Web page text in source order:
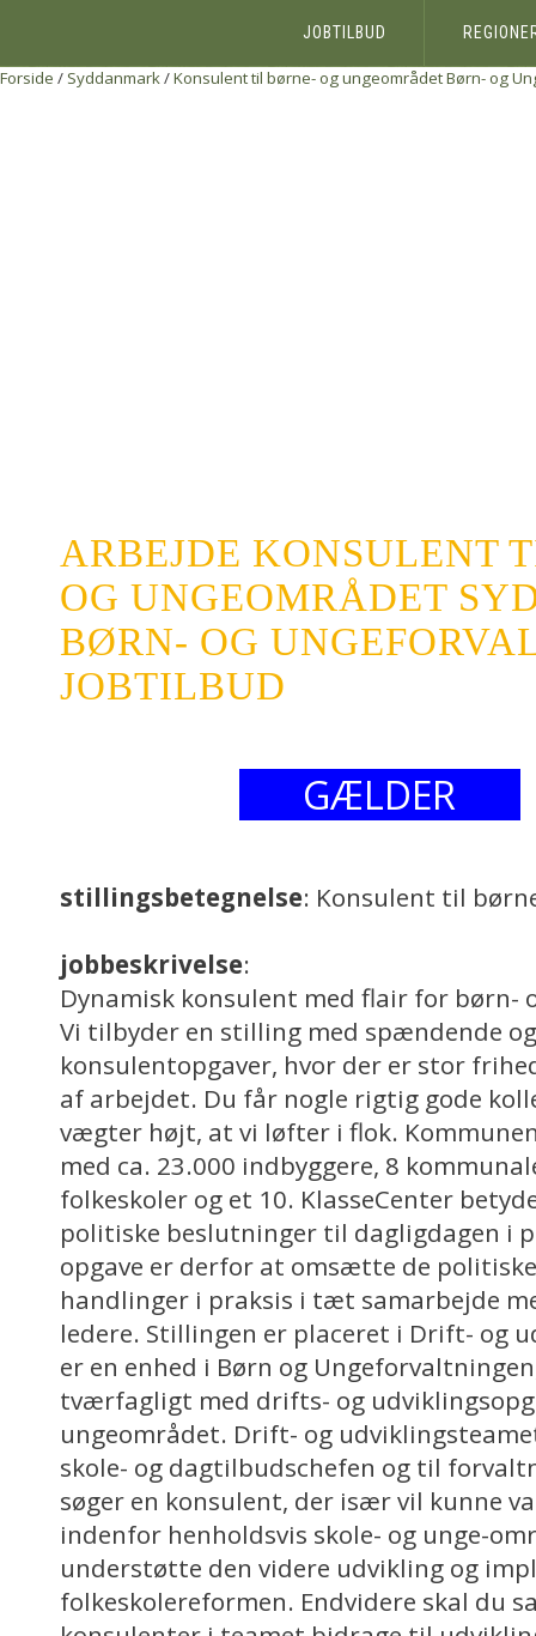
JOBTILBUD
Forside / Syddanmark/Konsulent til børne- og ungeområdetBørn- og
ARBEJDE KONSULENT
OG UNGEOMRÅDET
BØRN- OG
JOBTILBUD
GÆLDER
stillingsbetegnelse: Konsulent til
jobbeskrivelse:
Dynamisk konsulent med flair for børn-
Vi tilbyder en stilling med spændende
konsulentopgaver, hvor der er stor
af arbejdet. Du får nogle rigtig gode
vægter højt, at vi løfter i flok.
med ca. 23.000 indbyggere, 8
folkeskoler og et 10. KlasseCenter
politiske beslutninger til dagligdagen i
opgave er derfor at omsætte de
handlinger i praksis i tæt samarbejde
ledere. Stillingen er placeret i Drift- og
er en enhed i Børn og
tværfagligt med drifts- og
ungeområdet. Drift- og
skole- og dagtilbudschefen og til
søger en konsulent, der især vil kunne
indenfor henholdsvis skole- og unge-
understøtte den videre udvikling og
folkeskolereformen. Endvidere skal du